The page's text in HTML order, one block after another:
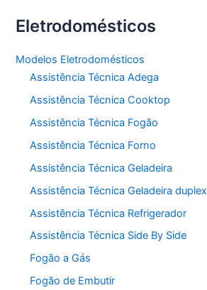
Eletrodomésticos
Modelos Eletrodomésticos
Assistência Técnica Adega
Assistência Técnica Cooktop
Assistência Técnica Fogão
Assistência Técnica Forno
Assistência Técnica Geladeira
Assistência Técnica Geladeira duplex
Assistência Técnica Refrigerador
Assistência Técnica Side By Side
Fogão a Gás
Fogão de Embutir